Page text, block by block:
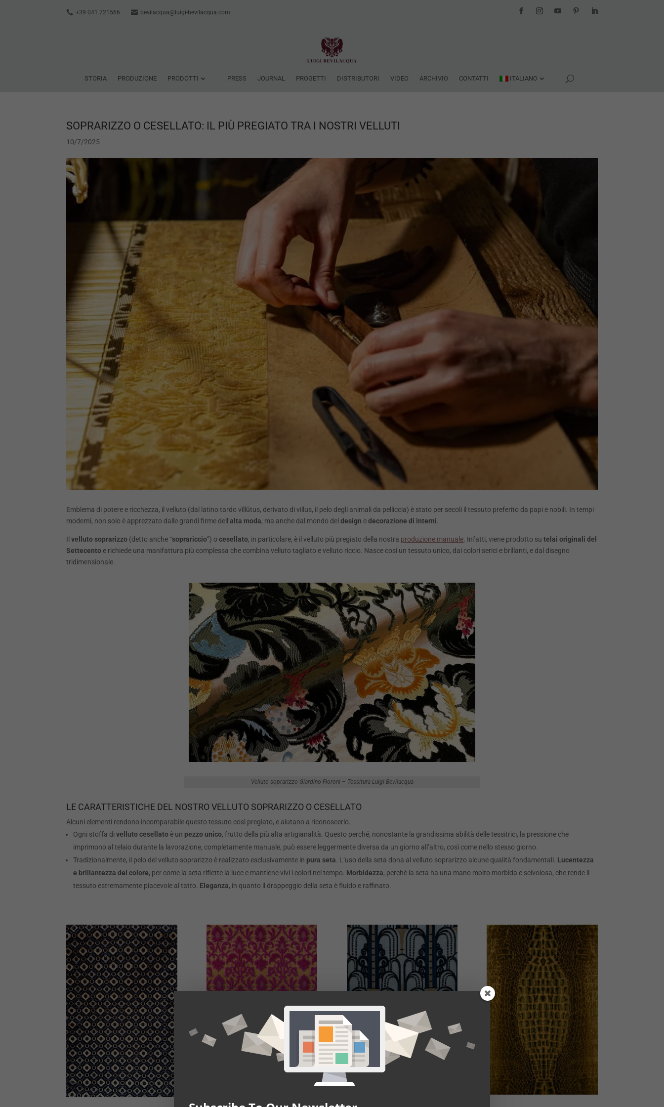
+39 041 721566 bevilacqua@luigi-bevilacqua.com
STORIA PRODUZIONE PRODOTTI PRESS JOURNAL PROGETTI DISTRIBUTORI VIDEO ARCHIVIO CONTATTI ITALIANO
SOPRARIZZO O CESELLATO: IL PIÙ PREGIATO TRA I NOSTRI VELLUTI
10/7/2025
Emblema di potere e ricchezza, il velluto (dal latino tardo vĭllūtus, derivato di villus, il pelo degli animali da pelliccia) è stato per secoli il tessuto preferito da papi e nobili. In tempi
moderni, non solo è apprezzato dalle grandi firme dell’alta moda, ma anche dal mondo deldesign edecorazione di interni.
Ilvelluto soprarizzo (detto anche “soprariccio”) ocesellato, in particolare, è il velluto più pregiato della nostra produzione manuale. Infatti, viene prodotto sutelai originali del
Settecento e richiede una manifattura più complessa che combina velluto tagliato e velluto riccio. Nasce così un tessuto unico, dai colori serici e brillanti, e dal disegno
tridimensionale.
Velluto soprarizzo Giardino Fioroni – Tessitura Luigi Bevilacqua
LE CARATTERISTICHE DEL NOSTRO VELLUTO SOPRARIZZO O CESELLATO
Alcuni elementi rendono incomparabile questo tessuto così pregiato, e aiutano a riconoscerlo.
Ogni stoffa divelluto cesellato è un pezzo unico, frutto della più alta artigianalità. Questo perché, nonostante la grandissima abilità delle tessitrici, la pressione che
imprimono al telaio durante la lavorazione, completamente manuale, può essere leggermente diversa da un giorno all’altro, così come nello stesso giorno.
Tradizionalmente, il pelo del velluto soprarizzo è realizzato esclusivamente in pura seta . L’uso della seta dona al velluto soprarizzo alcune qualità fondamentali. Lucentezza
e brillantezza del colore, per come la seta riflette la luce e mantiene vivi i colori nel tempo. Morbidezza, perché la seta ha una mano molto morbida e scivolosa, che rende il
tessuto estremamente piacevole al tatto. Eleganza, in quanto il drappeggio della seta è fluido e raffinato.